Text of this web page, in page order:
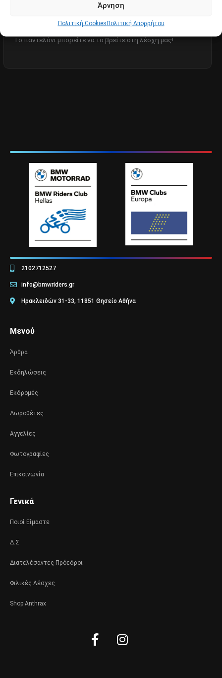
Άρνηση
Πολιτική CookiesΠολιτική Απορρήτου
Περιγραφή
Το παντελόνι μπορείτε να το βρείτε στη λέσχη μας!
2102712527
info@bmwriders.gr
Ηρακλειδών 31-33, 11851 Θησείο Αθήνα
Μενού
Άρθρα
Εκδηλώσεις
Εκδρομές
Δωροθέτες
Αγγελίες
Φωτογραφίες
Επικοινωνία
Γενικά
Ποιοί Είμαστε
Δ.Σ
Διατελέσαντες Πρόεδροι
Φιλικές Λέσχες
Shop Anthrax
Facebook-
f
Instagram